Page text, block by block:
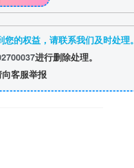
的权益，请联系我们及时处理。
进行删除处理。
客服举报